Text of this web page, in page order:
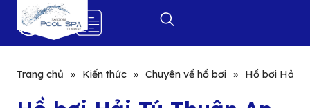
0
Trang chủ » Kiến thức » Chuyên về hồ bơi » Hồ bơi Hải